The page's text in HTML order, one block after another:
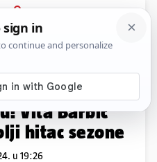
PRIJAVA
Komentari
60 metara,
Vita Barbić
hitac sezone
u 19:26